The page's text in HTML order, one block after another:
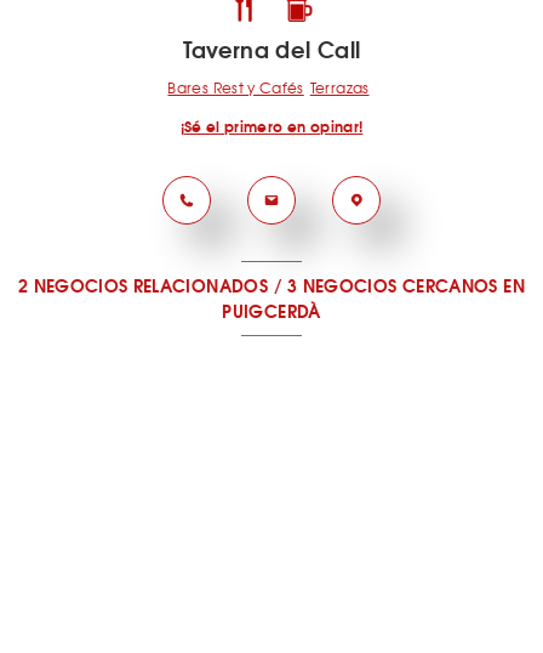
Taverna del Call
Bares Rest y Cafés Terrazas
¡Sé el primero en opinar!
2 NEGOCIOS RELACIONADOS/3 NEGOCIOS CERCANOS EN
PUIGCERDÀ